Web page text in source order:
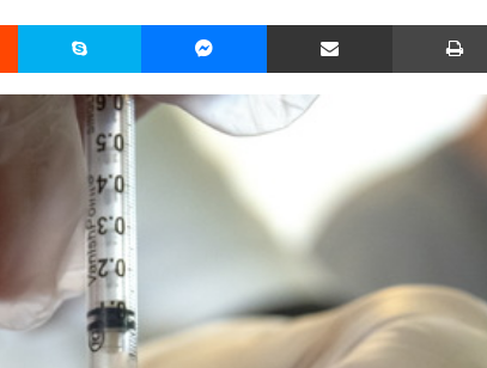
Reddit Skype Messenger Udostępnij przez Email